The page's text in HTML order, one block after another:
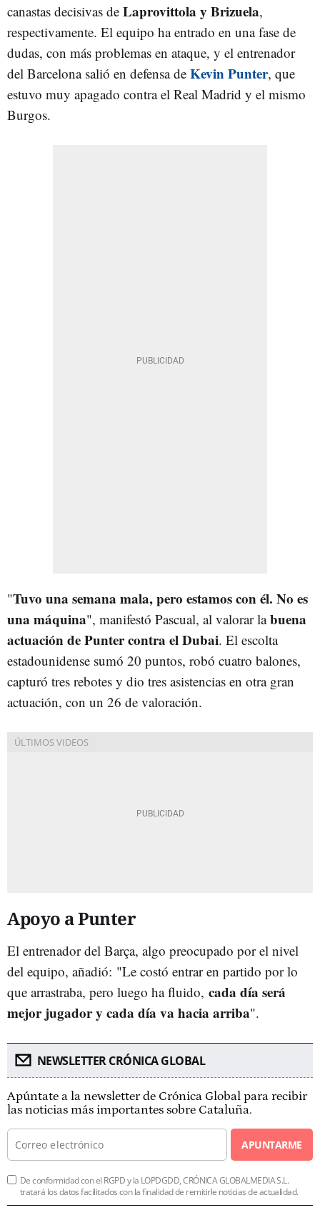
canastas decisivas de Laprovittola y Brizuela,
respectivamente. El equipo ha entrado en una fase de
dudas, con más problemas en ataque, y el entrenador
del Barcelona salió en defensa de Kevin Punter, que
estuvo muy apagado contra el Real Madrid y el mismo
Burgos.
"Tuvo una semana mala, pero estamos con él. No es
una máquina", manifestó Pascual, al valorar labuena
actuación de Punter contra el Dubai. El escolta
estadounidense sumó 20 puntos, robó cuatro balones,
capturó tres rebotes y dio tres asistencias en otra gran
actuación, con un 26 de valoración.
Apoyo a Punter
El entrenador del Barça, algo preocupado por el nivel
del equipo, añadió: "Le costó entrar en partido por lo
que arrastraba, pero luego ha fluido, cada día será
mejor jugador y cada día va hacia arriba".
NEWSLETTER CRÓNICA GLOBAL
Apúntate a la newsletter de Crónica Global para recibir
las noticias más importantes sobre Cataluña.
APUNTARME
De conformidad con el RGPD y la LOPDGDD, CRÓNICA GLOBALMEDIA S.L.
tratará los datos facilitados con la finalidad de remitirle noticias de actualidad.